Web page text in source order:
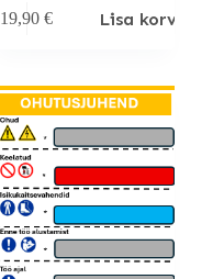
19,90€ Lisa korvi